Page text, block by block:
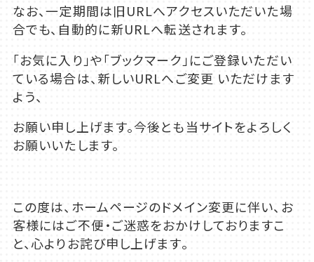
なお、一定期間は旧URLへアクセスいただいた場
合でも、自動的に新URLへ転送されます。
「お気に入り」や「ブックマーク」にご登録いただい
ている場合は、新しいURLへご変更 いただけます
よう、
お願い申し上げます。今後とも当サイトをよろしく
お願いいたします。
この度は、ホームページのドメイン変更に伴い、お
客様にはご不便・ご迷惑をおかけしておりますこ
と、心よりお詫び申し上げます。